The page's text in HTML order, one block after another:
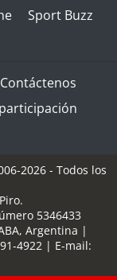
Sport Buzz
Contáctenos
2026 - Todos los
5346433
Argentina |
4922| E-mail: